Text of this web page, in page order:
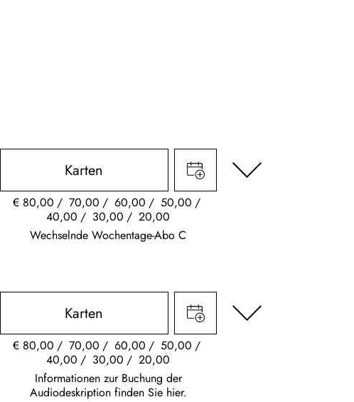
Karten
€ 80,00 70,00 60,00
50,00
40,00
30,00
20,00
Wechselnde Wochentage-Abo C
Karten
€ 80,00 70,00 60,00
50,00
40,00
30,00
20,00
Informationen zur Buchung der
Audiodeskription finden Sie hier.